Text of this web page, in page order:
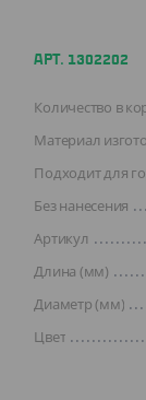
АРТ. 1302202
Количество в
Материал
Подходит для
Без нанесения
Артикул
Длина (мм)
Диаметр (мм)
Цвет